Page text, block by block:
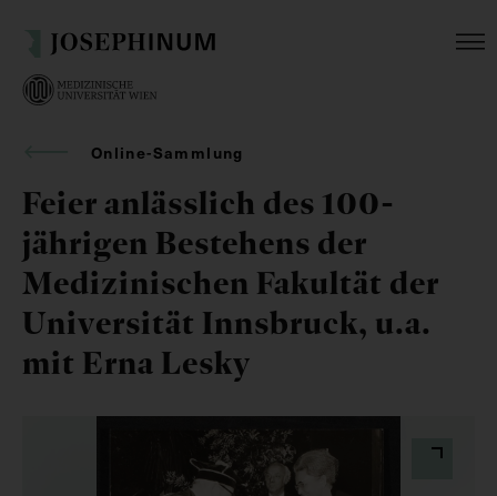
Online-Sammlung
Feier anlässlich des 100-
jährigen Bestehens der
Medizinischen Fakultät der
Universität Innsbruck, u.a.
mit Erna Lesky